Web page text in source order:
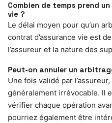
Combien de temps prend
vie ?
Le délai moyen pour qu’un
contrat d’assurance vie est
l’assureur et la nature des
Peut-on annuler un
Une fois validé par
généralement irrévocable. Il
vérifier chaque opération
pourriez également être